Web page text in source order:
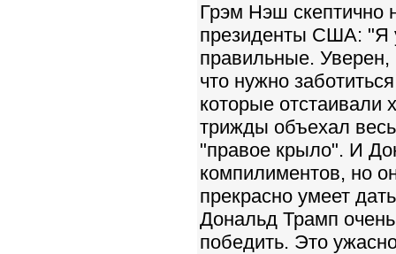
Грэм Нэш скептично
президенты США: "Я
правильные.
что нужно
которые отстаивали
трижды объехал
"правое крыло". И
компилиментов, но
прекрасно умеет
Дональд Трамп
победить. Это